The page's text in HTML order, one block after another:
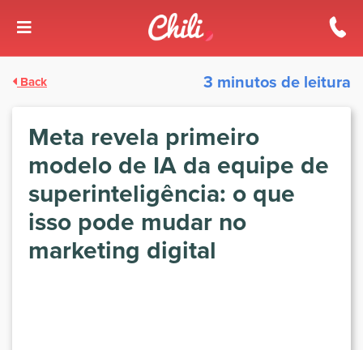
Back 3 minutos de leitura
Meta revela primeiro
modelo de IA da equipe de
superinteligência: o que
isso pode mudar no
marketing digital